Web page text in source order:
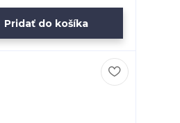
Pridať do košíka